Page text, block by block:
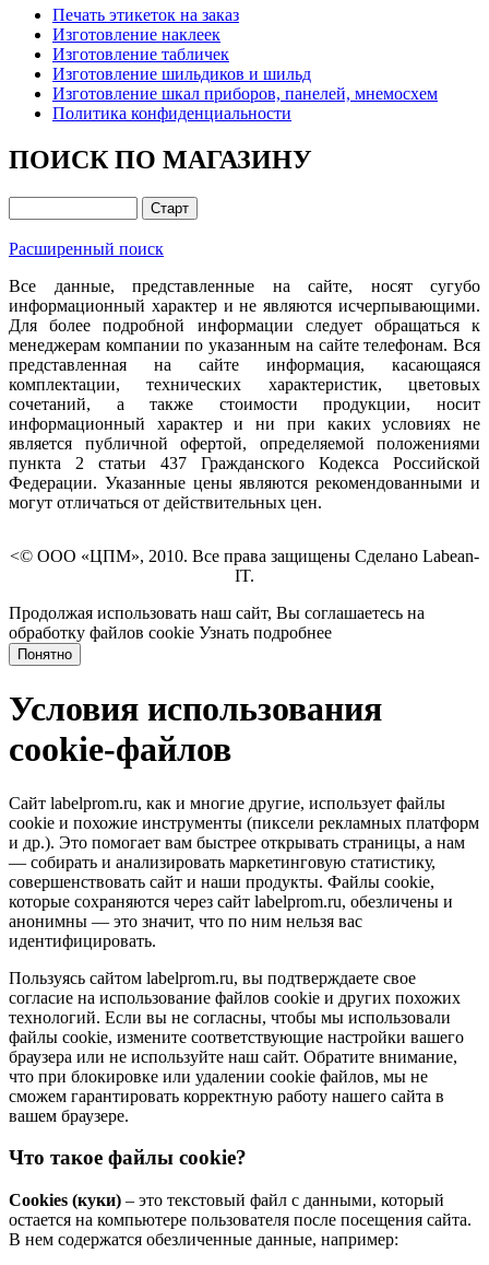
Печать этикеток на заказ
Изготовление наклеек
Изготовление табличек
Изготовление шильдиков и шильд
Изготовление шкал приборов, панелей, мнемосхем
Политика конфиденциальности
ПОИСК ПО МАГАЗИНУ
Расширенный поиск
Все данные, представленные на сайте, носят сугубо
информационный характер и не являются исчерпывающими.
Для более подробной информации следует обращаться к
менеджерам компании по указанным на сайте телефонам. Вся
представленная на сайте информация, касающаяся
комплектации, технических характеристик, цветовых
сочетаний, а также стоимости продукции, носит
информационный характер и ни при каких условиях не
является публичной офертой, определяемой положениями
пункта 2 статьи 437 Гражданского Кодекса Российской
Федерации. Указанные цены являются рекомендованными и
могут отличаться от действительных цен.
<© ООО «ЦПМ», 2010. Все права защищены Сделано Labean-
IT.
Продолжая использовать наш сайт, Вы соглашаетесь на
обработку файлов cookie Узнать подробнее
Понятно
Условия использования
cookie-файлов
Сайт labelprom.ru, как и многие другие, использует файлы
cookie и похожие инструменты (пиксели рекламных платформ
и др.). Это помогает вам быстрее открывать страницы, а нам
— собирать и анализировать маркетинговую статистику,
совершенствовать сайт и наши продукты. Файлы сookie,
которые сохраняются через сайт labelprom.ru, обезличены и
анонимны — это значит, что по ним нельзя вас
идентифицировать.
Пользуясь сайтом labelprom.ru, вы подтверждаете свое
согласие на использование файлов cookie и других похожих
технологий. Если вы не согласны, чтобы мы использовали
файлы cookie, измените соответствующие настройки вашего
браузера или не используйте наш сайт. Обратите внимание,
что при блокировке или удалении cookie файлов, мы не
сможем гарантировать корректную работу нашего сайта в
вашем браузере.
Что такое файлы cookie?
Cookies (куки) – это текстовый файл с данными, который
остается на компьютере пользователя после посещения сайта.
В нем содержатся обезличенные данные, например: